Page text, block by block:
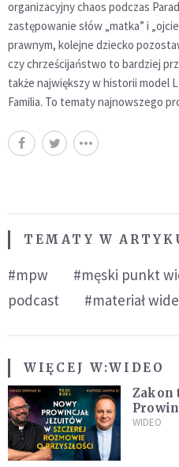
organizacyjny chaos podczas
zastępowanie słów „matka” i
prawnym, kolejne dziecko
czy chrześcijaństwo to bardziej
także największy w historii model
Familia. To tematy najnowszego
TEMATY W
#mpw #męski punkt
podcast
#materiał
WIĘCEJ W:WIDEO
Zakon
WIDEO